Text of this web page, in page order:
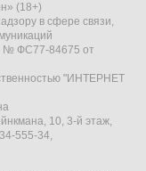
(18+)
в сфере связи,
№ ФС77-84675 от
"ИНТЕРНЕТ
10, 3-й этаж,
555-34,